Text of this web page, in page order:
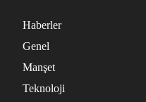
Haberler
Genel
Manşet
Teknoloji